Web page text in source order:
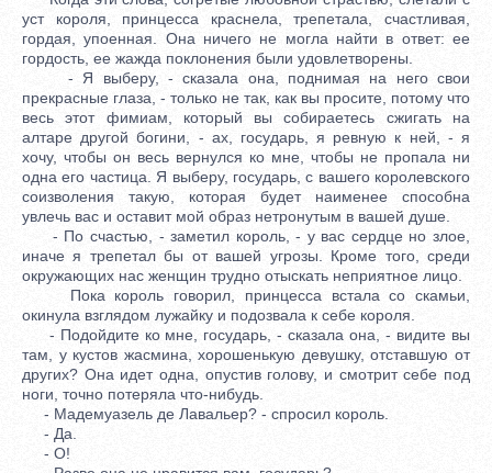
уст короля, принцесса краснела, трепетала, счастливая,
гордая, упоенная. Она ничего не могла найти в ответ: ее
гордость, ее жажда поклонения были удовлетворены.
- Я выберу, - сказала она, поднимая на него свои
прекрасные глаза, - только не так, как вы просите, потому что
весь этот фимиам, который вы собираетесь сжигать на
алтаре другой богини, - ах, государь, я ревную к ней, - я
хочу, чтобы он весь вернулся ко мне, чтобы не пропала ни
одна его частица. Я выберу, государь, с вашего королевского
соизволения такую, которая будет наименее способна
увлечь вас и оставит мой образ нетронутым в вашей душе.
- По счастью, - заметил король, - у вас сердце но злое,
иначе я трепетал бы от вашей угрозы. Кроме того, среди
окружающих нас женщин трудно отыскать неприятное лицо.
Пока король говорил, принцесса встала со скамьи,
окинула взглядом лужайку и подозвала к себе короля.
- Подойдите ко мне, государь, - сказала она, - видите вы
там, у кустов жасмина, хорошенькую девушку, отставшую от
других? Она идет одна, опустив голову, и смотрит себе под
ноги, точно потеряла что-нибудь.
- Мадемуазель де Лавальер? - спросил король.
- Да.
- О!